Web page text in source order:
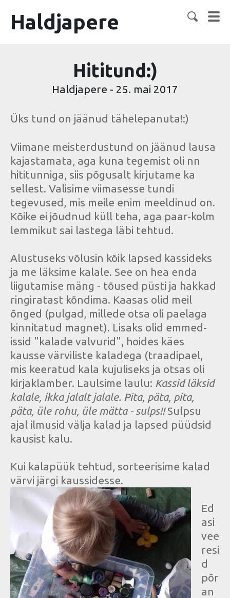
Haldjapere
Hititund:)
Haldjapere - 25. mai 2017
Üks tund on jäänud tähelepanuta!:)
Viimane meisterdustund on jäänud lausa
kajastamata, aga kuna tegemist oli nn
hititunniga, siis põgusalt kirjutame ka
sellest. Valisime viimasesse tundi
tegevused, mis meile enim meeldinud on.
Kõike ei jõudnud küll teha, aga paar-kolm
lemmikut sai lastega läbi tehtud.
Alustuseks võlusin kõik lapsed kassideks
ja me läksime kalale. See on hea enda
liigutamise mäng - tõused püsti ja hakkad
ringiratast kõndima. Kaasas olid meil
õnged (pulgad, millede otsa oli paelaga
kinnitatud magnet). Lisaks olid emmed-
issid "kalade valvurid", hoides käes
kausse värviliste kaladega (traadipael,
mis keeratud kala kujuliseks ja otsas oli
kirjaklamber. Laulsime laulu: Kassid läksid
kalale, ikka jalalt jalale. Pita, päta, pita,
päta, üle rohu, üle mätta - sulps!!Sulpsu
ajal ilmusid välja kalad ja lapsed püüdsid
kausist kalu.
Kui kalapüük tehtud, sorteerisime kalad
värvi järgi kaussidesse.
Ed
asi
vee
resi
d
põr
an